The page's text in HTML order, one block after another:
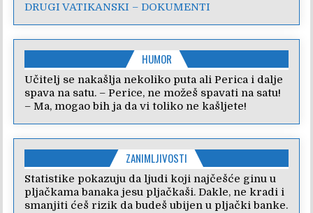
DRUGI VATIKANSKI – DOKUMENTI
HUMOR
Učitelj se nakašlja nekoliko puta ali Perica i dalje
spava na satu. – Perice, ne možeš spavati na satu!
– Ma, mogao bih ja da vi toliko ne kašljete!
ZANIMLJIVOSTI
Statistike pokazuju da ljudi koji najčešće ginu u
pljačkama banaka jesu pljačkaši. Dakle, ne kradi i
smanjiti ćeš rizik da budeš ubijen u pljački banke.